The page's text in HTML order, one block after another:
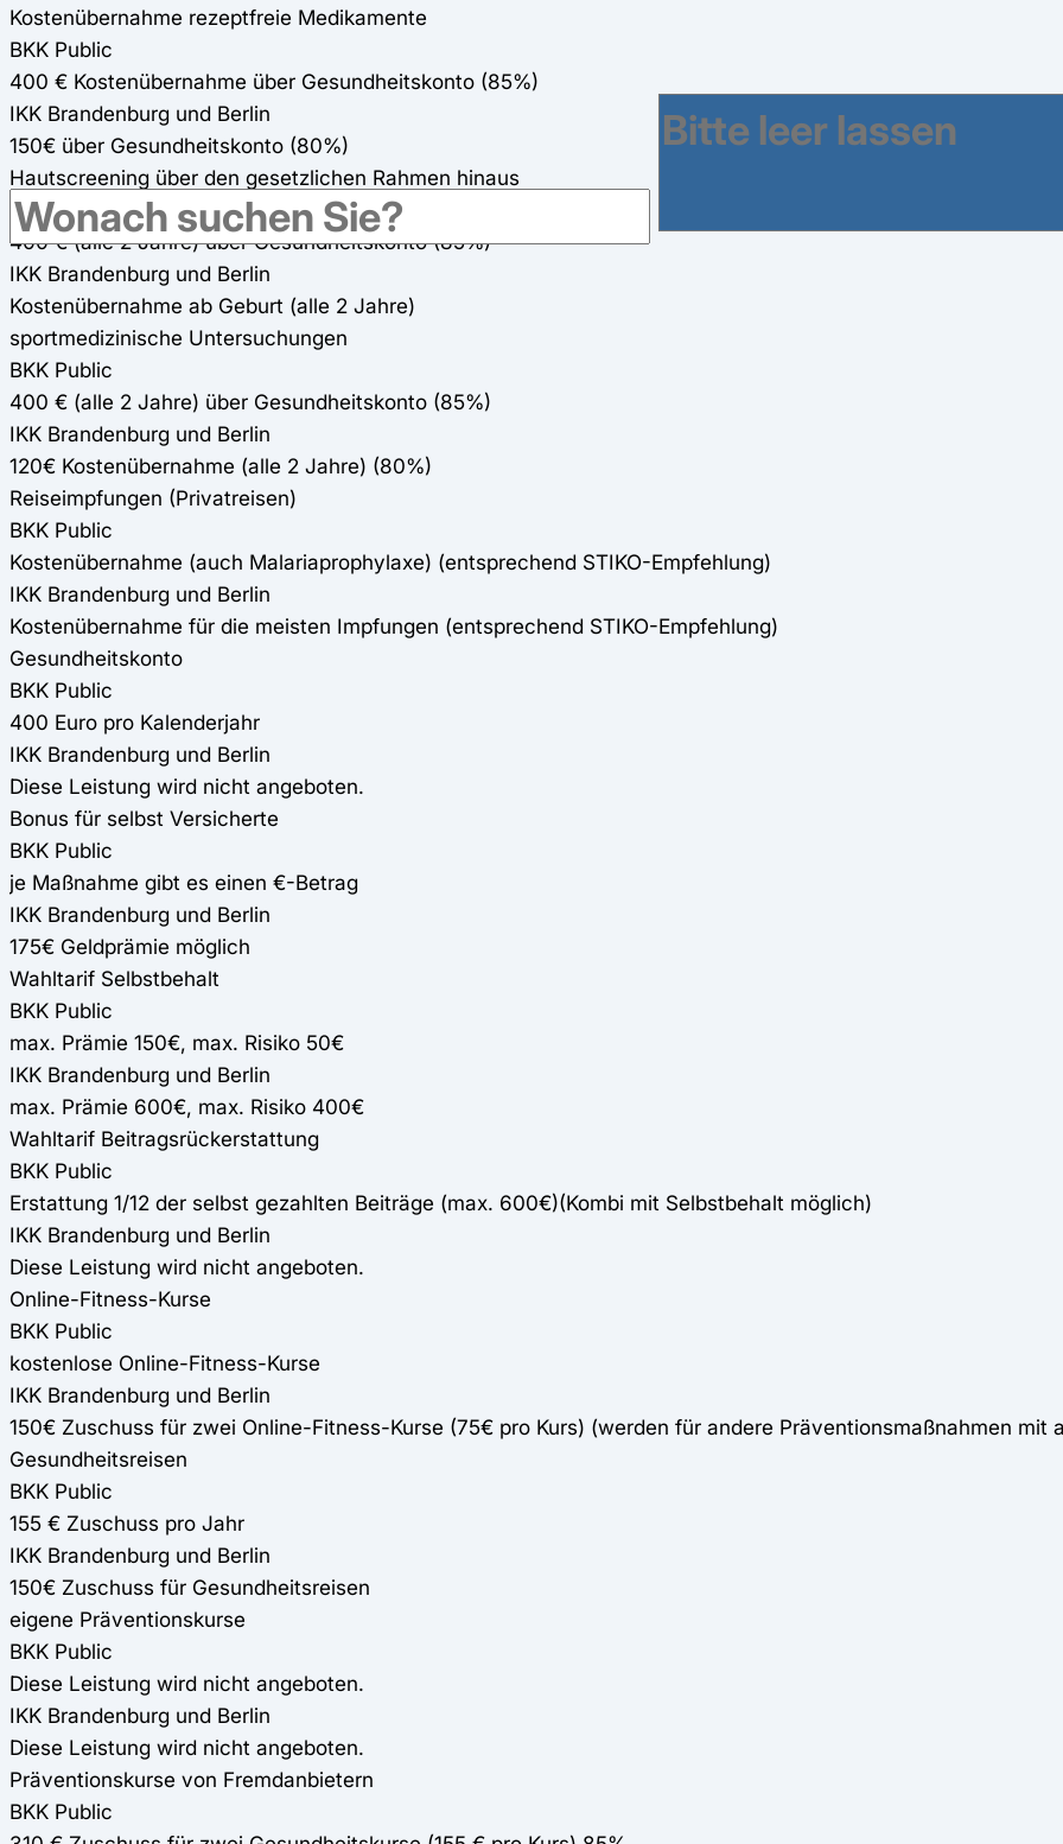
Kostenübernahme rezeptfreie Medikamente
BKK Public
400 € Kostenübernahme über Gesundheitskonto (85%)
IKK Brandenburg und Berlin
150€ über Gesundheitskonto (80%)
Hautscreening über den gesetzlichen Rahmen hinaus
BKK Public
400 € (alle 2 Jahre) über Gesundheitskonto (85%)
IKK Brandenburg und Berlin
Kostenübernahme ab Geburt (alle 2 Jahre)
sportmedizinische Untersuchungen
BKK Public
400 € (alle 2 Jahre) über Gesundheitskonto (85%)
IKK Brandenburg und Berlin
120€ Kostenübernahme (alle 2 Jahre) (80%)
Reiseimpfungen (Privatreisen)
BKK Public
Kostenübernahme (auch Malariaprophylaxe) (entsprechend STIKO-Empfehlung)
IKK Brandenburg und Berlin
Kostenübernahme für die meisten Impfungen (entsprechend STIKO-Empfehlung)
Gesundheitskonto
BKK Public
400 Euro pro Kalenderjahr
IKK Brandenburg und Berlin
Diese Leistung wird nicht angeboten.
Bonus für selbst Versicherte
BKK Public
je Maßnahme gibt es einen €-Betrag
IKK Brandenburg und Berlin
175€ Geldprämie möglich
Wahltarif Selbstbehalt
BKK Public
max. Prämie 150€, max. Risiko 50€
IKK Brandenburg und Berlin
max. Prämie 600€, max. Risiko 400€
Wahltarif Beitragsrückerstattung
BKK Public
Erstattung 1/12 der selbst gezahlten Beiträge (max. 600€)(Kombi mit Selbstbehalt möglich)
IKK Brandenburg und Berlin
Diese Leistung wird nicht angeboten.
Online-Fitness-Kurse
BKK Public
kostenlose Online-Fitness-Kurse
IKK Brandenburg und Berlin
150€ Zuschuss für zwei Online-Fitness-Kurse (75€ pro Kurs) (werden für andere Präventionsmaßnahmen mit
Gesundheitsreisen
BKK Public
155 € Zuschuss pro Jahr
IKK Brandenburg und Berlin
150€ Zuschuss für Gesundheitsreisen
eigene Präventionskurse
BKK Public
Diese Leistung wird nicht angeboten.
IKK Brandenburg und Berlin
Diese Leistung wird nicht angeboten.
Präventionskurse von Fremdanbietern
BKK Public